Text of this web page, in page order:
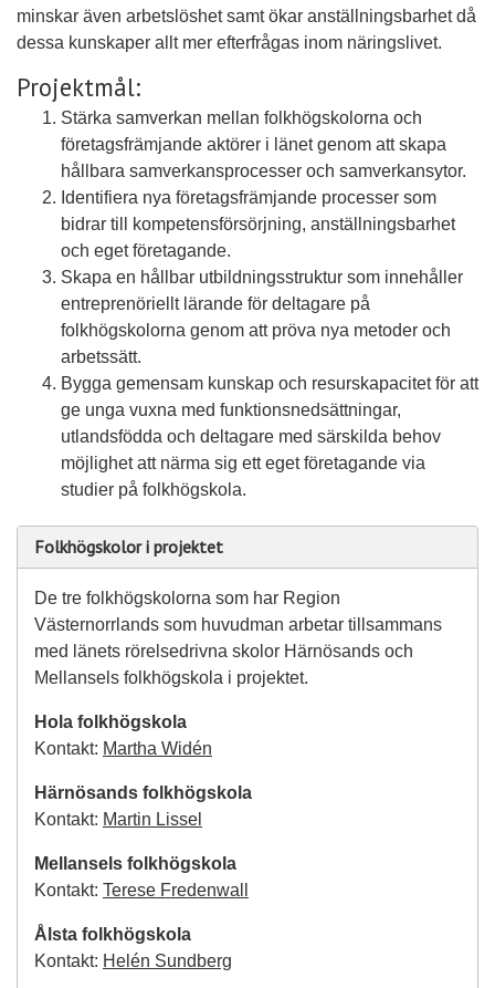
minskar även arbetslöshet samt ökar anställningsbarhet då
dessa kunskaper allt mer efterfrågas inom näringslivet.
Projektmål:
Stärka samverkan mellan folkhögskolorna och
företagsfrämjande aktörer i länet genom att skapa
hållbara samverkansprocesser och samverkansytor.
Identifiera nya företagsfrämjande processer som
bidrar till kompetensförsörjning, anställningsbarhet
och eget företagande.
Skapa en hållbar utbildningsstruktur som innehåller
entreprenöriellt lärande för deltagare på
folkhögskolorna genom att pröva nya metoder och
arbetssätt.
Bygga gemensam kunskap och resurskapacitet för att
ge unga vuxna med funktionsnedsättningar,
utlandsfödda och deltagare med särskilda behov
möjlighet att närma sig ett eget företagande via
studier på folkhögskola.
Folkhögskolor i projektet
De tre folkhögskolorna som har Region
Västernorrlands som huvudman arbetar tillsammans
med länets rörelsedrivna skolor Härnösands och
Mellansels folkhögskola i projektet.
Hola folkhögskola
Kontakt: Martha Widén
Härnösands folkhögskola
Kontakt: Martin Lissel
Mellansels folkhögskola
Kontakt: Terese Fredenwall
Ålsta folkhögskola
Kontakt: Helén Sundberg